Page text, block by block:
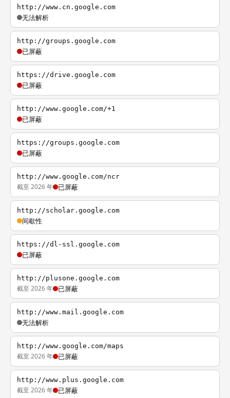
http://www.cn.google.com
无法解析
http://groups.google.com
已屏蔽
https://drive.google.com
已屏蔽
http://www.google.com/+1
已屏蔽
https://groups.google.com
已屏蔽
http://www.google.com/ncr
截至 2026 年 已屏蔽
http://scholar.google.com
间歇性
https://dl-ssl.google.com
已屏蔽
http://plusone.google.com
截至 2026 年 已屏蔽
http://www.mail.google.com
无法解析
http://www.google.com/maps
截至 2026 年 已屏蔽
http://www.plus.google.com
截至 2026 年 已屏蔽